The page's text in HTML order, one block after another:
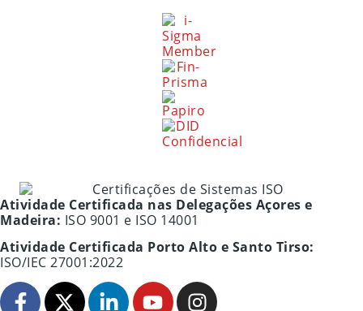
Atividade Certificada nas Delegações Açores e
Madeira: ISO 9001 e ISO 14001
Atividade Certificada Porto Alto e Santo Tirso:
ISO/IEC 27001:2022